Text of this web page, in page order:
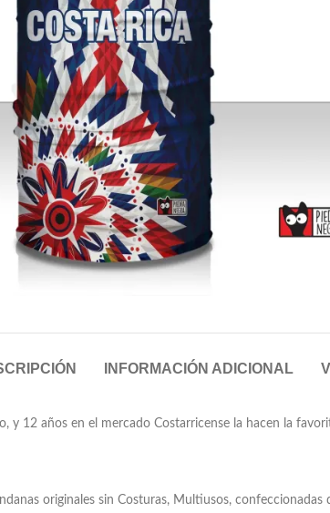
INFORMACIÓN ADICIONAL
y 12 años en el mercado Costarricense la hacen la
originales sin Costuras, Multiusos,